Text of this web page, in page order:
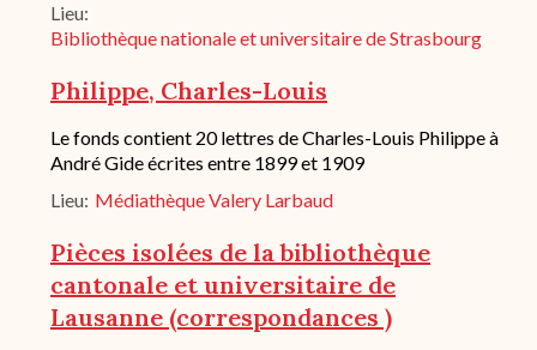
Lieu
Bibliothèque nationale et universitaire de Strasbourg
Philippe, Charles-Louis
Description
succincte
fond
historique
de
conservation
Le fonds contient 20 lettres de Charles-Louis Philippe à
André Gide écrites entre 1899 et 1909
Lieu Médiathèque Valery Larbaud
Pièces isolées de la bibliothèque
cantonale et universitaire de
Lausanne (correspondances )